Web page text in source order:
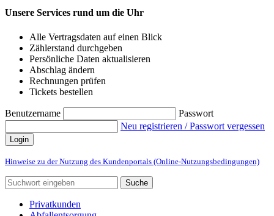
Unsere Services rund um die Uhr
Alle Vertragsdaten auf einen Blick
Zählerstand durchgeben
Persönliche Daten aktualisieren
Abschlag ändern
Rechnungen prüfen
Tickets bestellen
Benutzername
Passwort
Neu registrieren / Passwort vergessen
Login
Hinweise zu der Nutzung des Kundenportals (Online-Nutzungsbedingungen)
Suche
Privatkunden